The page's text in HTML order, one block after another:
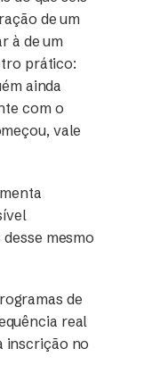
de um
à de um
prático:
ainda
com o
vale
mesmo
de
real
inscrição no